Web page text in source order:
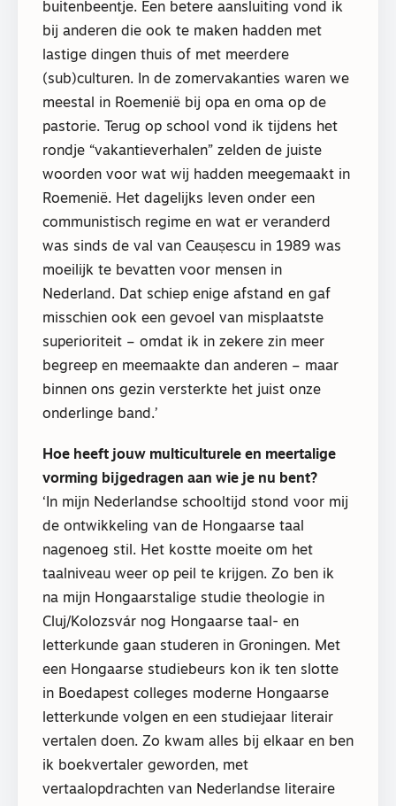
buitenbeentje. Een betere aansluiting vond ik
bij anderen die ook te maken hadden met
lastige dingen thuis of met meerdere
(sub)culturen. In de zomervakanties waren we
meestal in Roemenië bij opa en oma op de
pastorie. Terug op school vond ik tijdens het
rondje “vakantieverhalen” zelden de juiste
woorden voor wat wij hadden meegemaakt in
Roemenië. Het dagelijks leven onder een
communistisch regime en wat er veranderd
was sinds de val van Ceaușescu in 1989 was
moeilijk te bevatten voor mensen in
Nederland. Dat schiep enige afstand en gaf
misschien ook een gevoel van misplaatste
superioriteit – omdat ik in zekere zin meer
begreep en meemaakte dan anderen – maar
binnen ons gezin versterkte het juist onze
onderlinge band.’
Hoe heeft jouw multiculturele en meertalige
vorming bijgedragen aan wie je nu bent?
‘In mijn Nederlandse schooltijd stond voor mij
de ontwikkeling van de Hongaarse taal
nagenoeg stil. Het kostte moeite om het
taalniveau weer op peil te krijgen. Zo ben ik
na mijn Hongaarstalige studie theologie in
Cluj/Kolozsvár nog Hongaarse taal- en
letterkunde gaan studeren in Groningen. Met
een Hongaarse studiebeurs kon ik ten slotte
in Boedapest colleges moderne Hongaarse
letterkunde volgen en een studiejaar literair
vertalen doen. Zo kwam alles bij elkaar en ben
ik boekvertaler geworden, met
vertaalopdrachten van Nederlandse literaire